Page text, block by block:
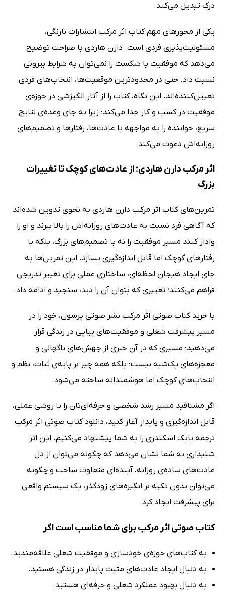
درک تبدیل می‌کند.
یکی از محورهای مهم کتاب اثر مرکب انتشارات نارنگی،
مسئولیت‌پذیری فردی است. دارن هاردی با صراحت توضیح
می‌دهد که موفقیت یا شکست را نمی‌توان به شرایط بیرونی
نسبت داد. حتی در محدودترین موقعیت‌ها، انتخاب‌های فردی
تعیین‌کننده‌اند. این نگاه، کتاب را از آثار انگیزشی در حوزه‌ی
موفقیت در کسب و کار جدا می‌کند؛ زیرا به جای وعده‌ی نتایج
سریع، خواننده را به مواجهه با عادت‌ها، رفتارها و تصمیم‌های
روزانه‌اش دعوت می‌کند.
اثر مرکب دارن هاردی؛ از عادت‌های کوچک تا تغییرات
بزرگ
تمرین‌های کتاب اثر مرکب دارن هاردی به نحوی تدوین شده‌اند
که آگاهی فرد نسبت به عادت‌های روزانه‌اش را بالا ببرند و او را
وادار کنند مسیر موفقیت را نه با تصمیم‌های بزرگ، بلکه با
رفتارهای کوچک اما قابل اندازه‌گیری بسازد. این تمرین‌ها به
جای ایجاد هیجان لحظه‌ای، ساختاری عملی برای تغییر تدریجی
فراهم می‌کنند؛ تغییری که بتوان آن را دید، سنجید و ادامه داد.
با خرید کتاب صوتی اثر مرکب نشر صوتی پرسون، خود را در
مسیر پیشرفت شغلی و موفقیت‌های پیاپی در زندگی قرار
می‌دهید؛ مسیری که در آن خبری از جهش‌های ناگهانی و
معجزه‌های یک‌شبه نیست؛ بلکه همه چیز بر پایه‌ی ثبات، نظم و
انتخاب‌های کوچک اما هوشمندانه ساخته می‌شود.
اگر مشتاقید مسیر رشد شخصی و حرفه‌ای‌تان را با روشی عملی،
قابل اندازه‌گیری و پایدار آغاز کنید، دانلود کتاب صوتی اثر مرکب
ترجمه بابک اسکندری را به شما پیشنهاد می‌کنیم. این اثر
شنیداری به شما نشان می‌دهد که چگونه می‌توان از دل
عادت‌های ساده‌ی روزانه، آینده‌ای متفاوت ساخت و چگونه
می‌توان بدون تکیه بر انگیزه‌های زودگذر، یک سیستم واقعی
برای پیشرفت ایجاد کرد.
کتاب صوتی اثر مرکب برای شما مناسب است اگر
به کتاب‌های حوزه‌ی خودسازی و موفقیت شغلی علاقه‌مندید.
به دنبال ایجاد عادت‌های مثبت پایدار در زندگی هستید.
به دنبال بهبود عملکرد شغلی و حرفه‌ای هستید.